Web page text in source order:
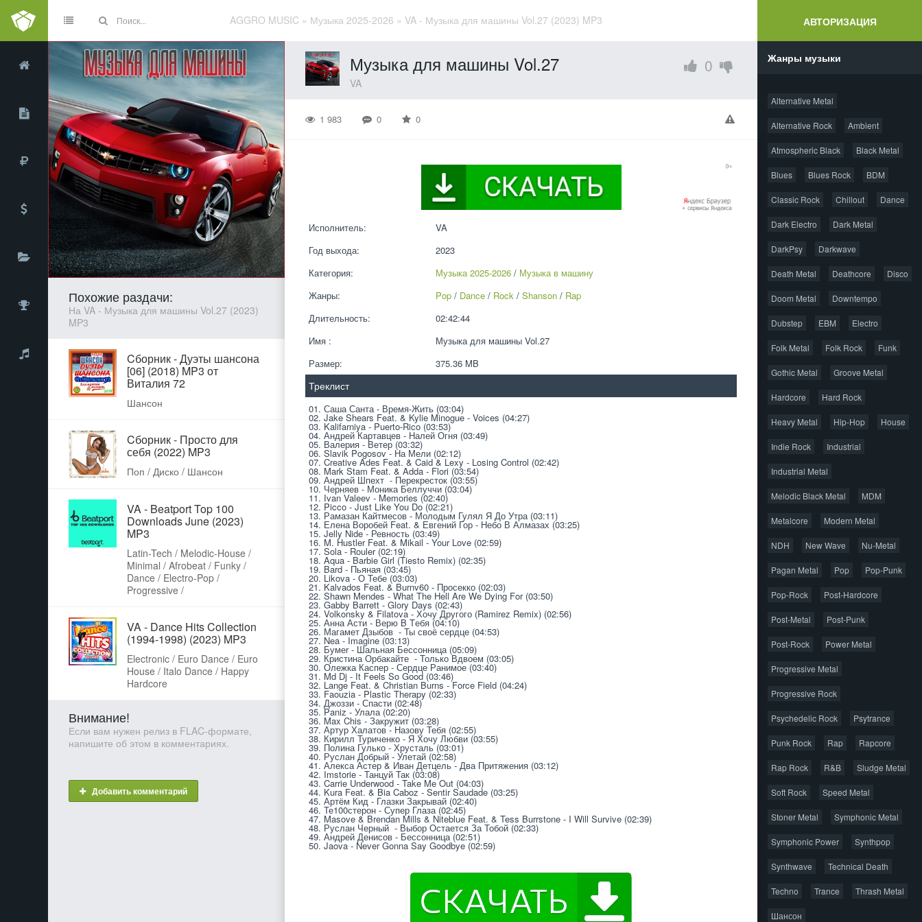
АВТОРИЗАЦИЯ
AGGRO MUSIC » Музыка 2025-2026 » VA - Музыка для машины Vol.27 (2023) MP3
Музыка для машины Vol.27
VA
0
1 983 0 0
Исполнитель:
VA
Год выхода:
2023
Категория:
Музыка 2025-2026 / Музыка в машину
Жанры:
Pop / Dance / Rock / Shanson / Rap
Длительность:
02:42:44
Имя :
Музыка для машины Vol.27
Размер:
375.36 MB
Треклист
01. Саша Санта - Время-Жить (03:04)
02. Jake Shears Feat. & Kylie Minogue - Voices (04:27)
03. Kalifarniya - Puerto-Rico (03:53)
04. Андрей Картавцев - Налей Огня (03:49)
05. Валерия - Ветер (03:32)
06. Slavik Pogosov - На Мели (02:12)
07. Creative Ades Feat. & Caid & Lexy - Losing Control (02:42)
08. Mark Stam Feat. & Adda - Flori (03:54)
09. Андрей Шпехт  - Перекресток (03:55)
10. Черняев - Моника Беллуччи (03:04)
11. Ivan Valeev - Memories (02:40)
12. Picco - Just Like You Do (02:21)
13. Рамазан Кайтмесов - Молодым Гулял Я До Утра (03:11)
14. Елена Воробей Feat. & Евгений Гор - Небо В Алмазах (03:25)
15. Jelly Nide - Ревность (03:49)
16. M. Hustler Feat. & Mikail - Your Love (02:59)
17. Sola - Rouler (02:19)
18. Aqua - Barbie Girl (Tiesto Remix) (02:35)
19. Bard - Пьяная (03:45)
20. Likova - О Тебе (03:03)
21. Kalvados Feat. & Burnv60 - Просекко (02:03)
22. Shawn Mendes - What The Hell Are We Dying For (03:50)
23. Gabby Barrett - Glory Days (02:43)
24. Volkonsky & Filatova - Хочу Другого (Ramirez Remix) (02:56)
25. Анна Асти - Верю B Tебя (04:10)
26. Магамет Дзыбов  - Ты своё сердце (04:53)
27. Nea - Imagine (03:13)
28. Бумеr - Шальная Бессонница (05:09)
29. Кристина Орбакайте  - Только Вдвоем (03:05)
30. Олежка Каспер - Сердце Ранимое (03:40)
31. Md Dj - It Feels So Good (03:46)
32. Lange Feat. & Christian Burns - Force Field (04:24)
33. Faouzia - Plastic Therapy (02:33)
34. Джоззи - Спасти (02:48)
35. Paniz - Улала (02:20)
36. Max Chis - Закружит (03:28)
37. Артур Халатов - Назову Тебя (02:55)
38. Кирилл Туриченко - Я Хочу Любви (03:55)
39. Полина Гулько - Хрусталь (03:01)
40. Руслан Добрый - Улетай (02:58)
41. Алекса Астер & Иван Детцель - Два Притяжения (03:12)
42. Imstorie - Танцуй Так (03:08)
43. Carrie Underwood - Take Me Out (04:03)
44. Kura Feat. & Bia Caboz - Sentir Saudade (03:25)
45. Артём Кид - Глазки Закрывай (02:40)
46. Те100стерон - Супер Глаза (02:45)
47. Masove & Brendan Mills & Niteblue Feat. & Tess Burrstone - I Will Survive (02:39)
48. Руслан Черный  - Выбор Остается За Тобой (02:33)
49. Андрей Денисов - Бессонница (02:51)
50. Jaova - Never Gonna Say Goodbye (02:59)
Похожие раздачи:
На VA - Музыка для машины Vol.27 (2023)
MP3
Cборник - Дуэты шансона
[06] (2018) MP3 от
Виталия 72
Шансон
Cборник - Просто для
себя (2022) MP3
Поп / Диско / Шансон
VA - Beatport Top 100
Downloads June (2023)
MP3
Latin-Tech / Melodic-House /
Minimal / Afrobeat / Funky /
Dance / Electro-Pop /
Progressive /
VA - Dance Hits Collection
(1994-1998) (2023) MP3
Electronic / Euro Dance / Euro
House / Italo Dance / Happy
Hardcore
Внимание!
Если вам нужен релиз в FLAC-формате,
напишите об этом в комментариях.
Добавить комментарий
Жанры музыки
Alternative Metal
Alternative Rock Ambient
Atmospheric Black Black Metal
Blues Blues Rock BDM
Classic Rock Chillout Dance
Dark Electro Dark Metal
DarkPsy Darkwave
Death Metal Deathcore Disco
Doom Metal Downtempo
Dubstep EBM Electro
Folk Metal Folk Rock Funk
Gothic Metal Groove Metal
Hardcore Hard Rock
Heavy Metal Hip-Hop House
Indie Rock Industrial
Industrial Metal
Melodic Black Metal MDM
Metalcore Modern Metal
NDH New Wave Nu-Metal
Pagan Metal Pop Pop-Punk
Pop-Rock Post-Hardcore
Post-Metal Post-Punk
Post-Rock Power Metal
Progressive Metal
Progressive Rock
Psychedelic Rock Psytrance
Punk Rock Rap Rapcore
Rap Rock R&B Sludge Metal
Soft Rock Speed Metal
Stoner Metal Symphonic Metal
Symphonic Power Synthpop
Synthwave Technical Death
Techno Trance Thrash Metal
Шансон